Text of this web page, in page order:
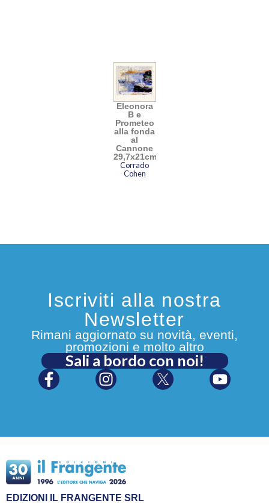
Eleonora
B e
Prometeo
alla fonda
al
Cannone
29,7x21cm
Corrado
Cohen
Iscriviti alla nostra
Newsletter
Rimani aggiornato su novità, eventi,
promozioni e molto altro
Sali a bordo con noi!
EDIZIONI IL FRANGENTE SRL